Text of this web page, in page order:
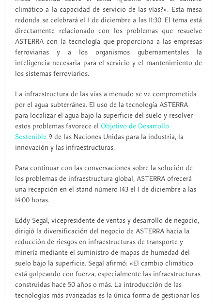
climático a la capacidad de servicio de las vías?». Esta mesa
redonda se celebrará el 1 de diciembre a las 11:30. El tema está
directamente relacionado con los problemas que resuelve
ASTERRA con la tecnología que proporciona a las empresas
ferroviarias y a los organismos gubernamentales la
inteligencia necesaria para el servicio y el mantenimiento de
los sistemas ferroviarios.
La infraestructura de las vías a menudo se ve comprometida
por el agua subterránea. El uso de la tecnología ASTERRA
para localizar el agua bajo la superficie del suelo y resolver
estos problemas favorece elObjetivo de Desarrollo
Sostenible 9 de las Naciones Unidas para la industria, la
innovación y las infraestructuras.
Para continuar con las conversaciones sobre la solución de
los problemas de infraestructura global, ASTERRA ofrecerá
una recepción en el stand número 143 el 1 de diciembre a las
14:00 horas.
Eddy Segal, vicepresidente de ventas y desarrollo de negocio,
dirigió la diversificación del negocio de ASTERRA hacia la
reducción de riesgos en infraestructuras de transporte y
minería mediante el suministro de mapas de humedad del
suelo bajo la superficie. Segal afirmó: «El cambio climático
está golpeando con fuerza, especialmente las infraestructuras
construidas hace 50 años o más. La introducción de las
tecnologías más avanzadas es la única forma de gestionar los